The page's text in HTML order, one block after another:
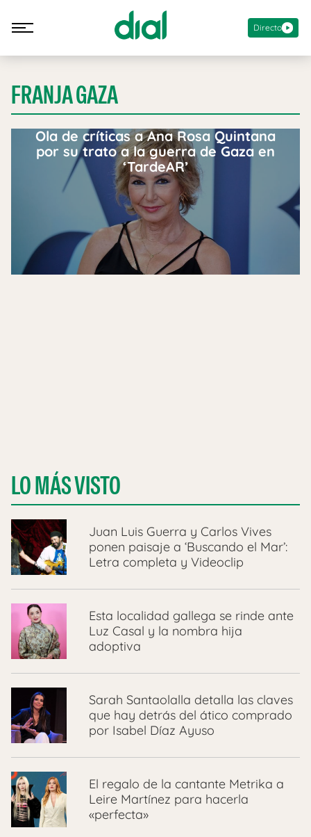
Directo
FRANJA GAZA
Ola de críticas a Ana Rosa Quintana
por su trato a la guerra de Gaza en
‘TardeAR’
LO MÁS VISTO
Juan Luis Guerra y Carlos Vives
ponen paisaje a ‘Buscando el Mar’:
Letra completa y Videoclip
Esta localidad gallega se rinde ante
Luz Casal y la nombra hija
adoptiva
Sarah Santaolalla detalla las claves
que hay detrás del ático comprado
por Isabel Díaz Ayuso
El regalo de la cantante Metrika a
Leire Martínez para hacerla
«perfecta»